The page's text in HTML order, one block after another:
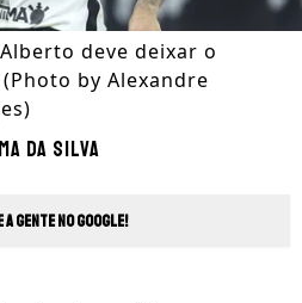
deve deixar o
by Alexandre
Da Silva
a gente no Google!